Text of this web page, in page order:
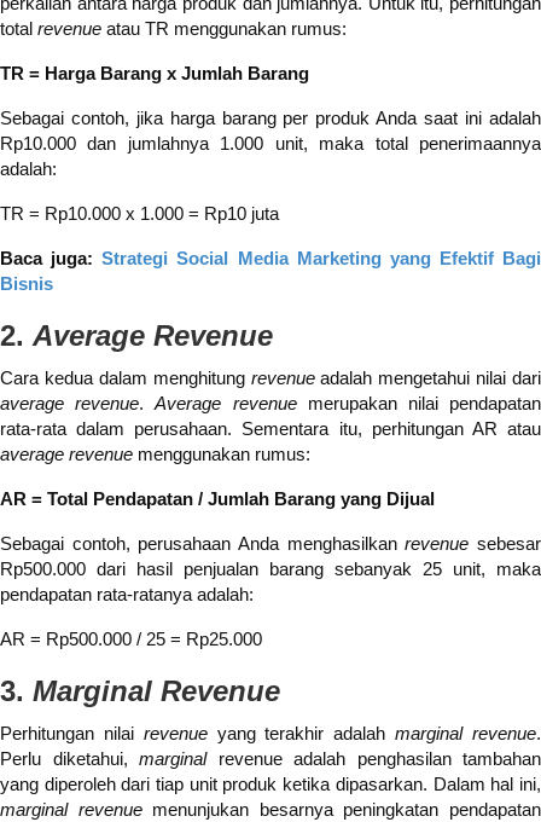
total revenue atau TR menggunakan rumus:
TR = Harga Barang x Jumlah Barang
Sebagai contoh, jika harga barang per produk Anda saat ini adalah
Rp10.000 dan jumlahnya 1.000 unit, maka total penerimaannya
adalah:
TR = Rp10.000 x 1.000 = Rp10 juta
Baca juga:Strategi Social Media Marketing yang Efektif Bagi
Bisnis
2. Average Revenue
Cara kedua dalam menghitung revenueadalah mengetahui nilai dari
average revenue.Average revenuemerupakan nilai pendapatan
rata-rata dalam perusahaan. Sementara itu, perhitungan AR atau
average revenue menggunakan rumus:
AR = Total Pendapatan / Jumlah Barang yang Dijual
Sebagai contoh, perusahaan Anda menghasilkanrevenue sebesar
Rp500.000 dari hasil penjualan barang sebanyak 25 unit, maka
pendapatan rata-ratanya adalah:
AR = Rp500.000 / 25 = Rp25.000
3. Marginal Revenue
Perhitungan nilai revenueyang terakhir adalahmarginal revenue.
Perlu diketahui, marginalrevenue adalah penghasilan tambahan
yang diperoleh dari tiap unit produk ketika dipasarkan. Dalam hal ini,
marginal revenuemenunjukan besarnya peningkatan pendapatan